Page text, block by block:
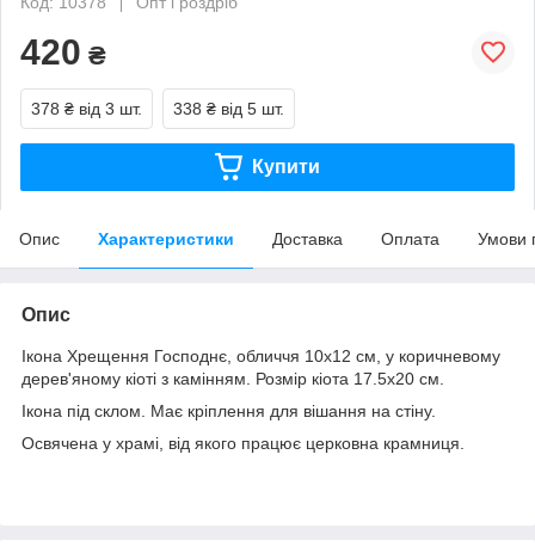
420 ₴
378 ₴ від 3 шт. 338 ₴ від 5 шт.
Купити
Опис Характеристики Доставка Оплата Умови
Опис
Ікона Хрещення Господнє, обличчя 10х12 см, у коричневому
дерев'яному кіоті з камінням. Розмір кіота 17.5х20 см.
Ікона під склом. Має кріплення для вішання на стіну.
Освячена у храмі, від якого працює церковна крамниця.